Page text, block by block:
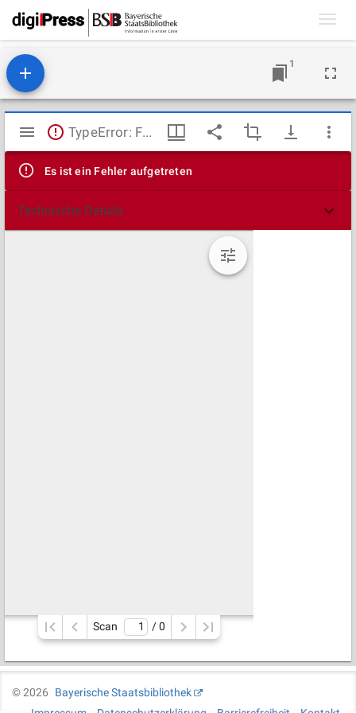
1
Mirador
Viewer
TypeError: Failed to fetch
Es ist ein Fehler aufgetreten
Technische Details
Scan / 0
©2026
Bayerische Staatsbibliothek